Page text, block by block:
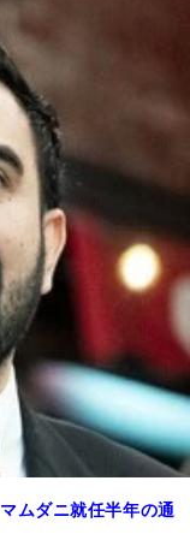
ムダニ就任半年の通